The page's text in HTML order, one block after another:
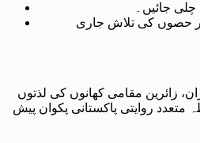
چلی جائیں۔
حصوں کی تلاش جاری
زائرین مقامی کھانوں کی لذتوں
روایتی پاکستانی پکوان پیش